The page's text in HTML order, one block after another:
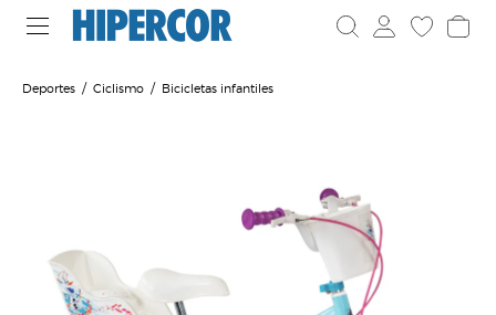
Deportes Ciclismo Bicicletas infantiles